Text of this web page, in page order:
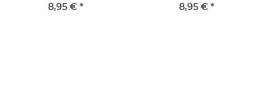
8,95 € * 8,95 € *